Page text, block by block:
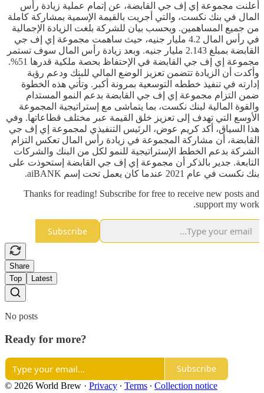
أعلنت مجموعة إي إف جي القابضة، عن إتمام عملية زيادة رأس
المال في بنك نكست، والتي أجريت بالقيمة الإسمية بمشاركة كاملة
من جميع المساهمين. وبحسب بيان للشركة بلغت الزيادة الإجمالية
في رأس المال 4.2 مليار جنيه، حيث ساهمت مجموعة إي إف جي
القابضة بمبلغ 2.143 مليار جنيه. وبعد زيادة رأس المال سوف تستمر
مجموعة إي إف جي القابضة في الإحتفاظ بحصة ملكية قدرها 51%.
وأكدت أن الزيادة تتضمن تعزيز الوضع المالي للبنك ودعم رؤية
إدارته في تنفيذ خططه التوسعية بمرونة أكبر. وتأتي هذه الخطوة
ضمن التزام مجموعة إي إف جي القابضة بدعم النمو المستدام
والقوة المالية لبنك نكست، بما يتماشى مع إستراتيجية المجموعة
الأوسع التي تهدف إلى تعزيز خلق القيمة عبر مختلف قطاعاتها. وفي
هذا السياق، أكد كريم عوض، الرئيس التنفيذي لمجموعة إي إف جي
القابضة، أن مشاركة المجموعة في زيادة رأس المال تعكس التزام
الشركة بدعم الخطط الإستراتيجية للنمو لكل من البنك والشركات
التابعة. جدير بالذكر أن مجموعة إي إف جي القابضة إستحوذت على
بنك نكست في عام 2021 عندما كان يعمل تحت إسم aiBANK.
Thanks for reading! Subscribe for free to receive new posts and
support my work.
Subscribe
Share
Top
Latest
No posts
Ready for more?
Subscribe
© 2026 World Brew · Privacy ∙ Terms ∙ Collection notice